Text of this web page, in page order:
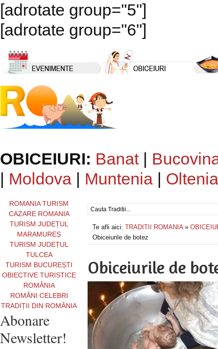
[adrotate group="5"]
[adrotate group="6"]
OBICEIURI: Banat|
| Moldova | Muntenia | Oltenia
Te afli aici: TRADITII ROMANIA»
Obiceiurile de botez
Obiceiurile de
ROMANIA TURISM
CAZARE ROMANIA
TURISM JUDEȚUL
MARAMUREȘ
TURISM JUDEȚUL
TULCEA
TURISM BUCUREȘTI
OBIECTIVE TURISTICE
ROMÂNIA
ROMÂNI CELEBRI
TRADIȚII DIN ROMÂNIA
Abonare
Newsletter!